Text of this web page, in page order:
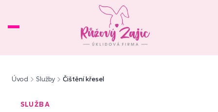
O nás
Úvod Služby Čištění křesel
SLUŽBA